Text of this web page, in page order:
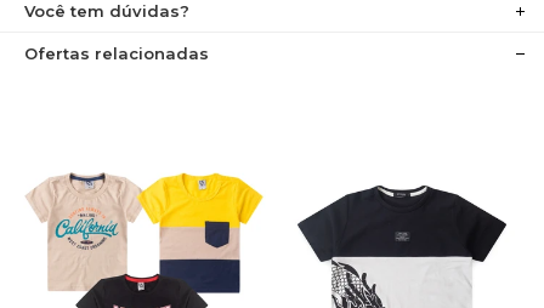
Você tem dúvidas?
Ofertas relacionadas